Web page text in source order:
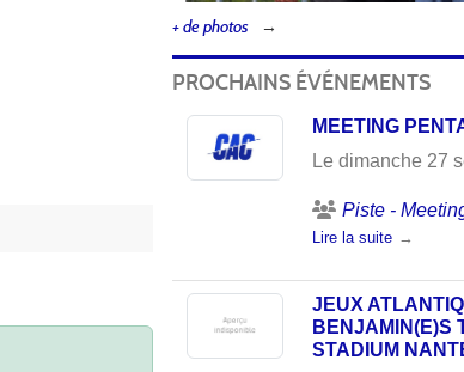
+ de photos
PROCHAINS ÉVÉNEMENTS
MEETING
Le dimanche 27
Piste -
Lire la suite
JEUX
BENJAMIN(E)S
STADIUM